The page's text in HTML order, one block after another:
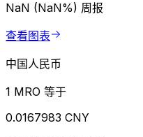
NaN (NaN%) 周报
查看图表
中国人民币
1 MRO 等于
0.0167983 CNY